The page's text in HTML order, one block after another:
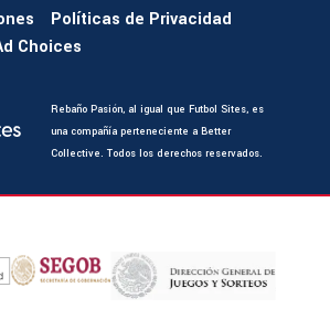
Políticas de Privacidad
Choices
Rebaño Pasión, al igual que Futbol Sites, es
una compañía perteneciente a Better
Collective. Todos los derechos reservados.